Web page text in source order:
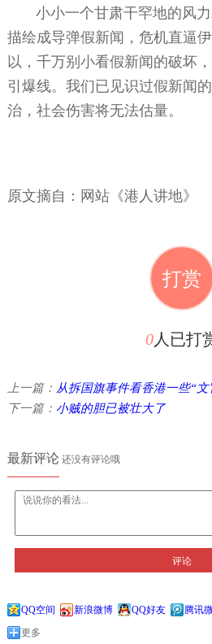
小小一个甘肃干罕地的风力
描绘成导弹假新闻，危机直逼
以，千万别小看假新闻的破坏
引爆线。我们已见识过假新闻
治，社会伤害将无法估量。
原文摘自：网站《港人讲地》
打赏
0人已打
上一篇： 从拆国旗事件看香港一些“
下一篇： 小贼的胆已被壮大了
最新评论还没有评论哦
评论
QQ空间 新浪微博 QQ好友 腾讯
更多